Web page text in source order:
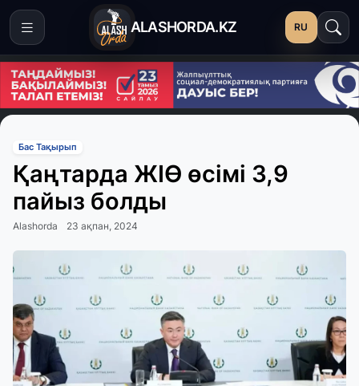
ALASHORDA.KZ RU
Бас Тақырып
Қаңтарда ЖІӨ өсімі 3,9
пайыз болды
Alashorda 23 ақпан, 2024